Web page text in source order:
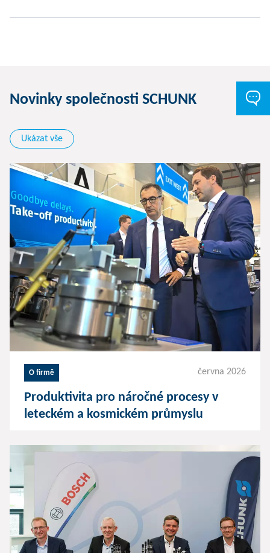
Novinky společnosti SCHUNK
Ukázat vše
O firmě června 2026
Produktivita pro náročné procesy v
leteckém a kosmickém průmyslu